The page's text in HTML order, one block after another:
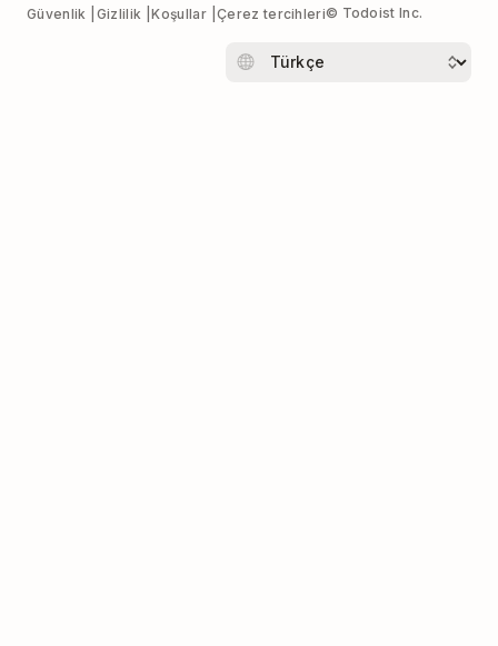
Güvenlik Gizlilik Koşullar Çerez tercihleri© Todoist Inc.